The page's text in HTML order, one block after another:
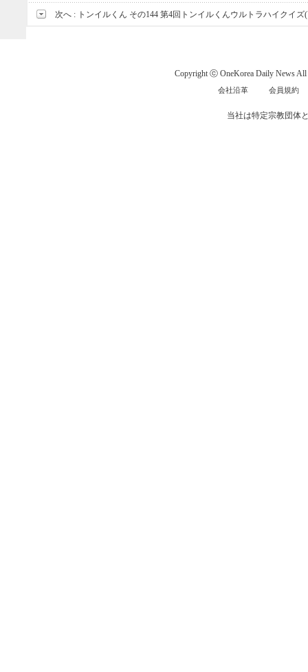
次へ : トンイルくん その144 第4回トンイルくんウルトラハイクイ
Copyright ⓒ OneKorea Daily News All
会社沿革 会員規約
当社は特定宗教団体